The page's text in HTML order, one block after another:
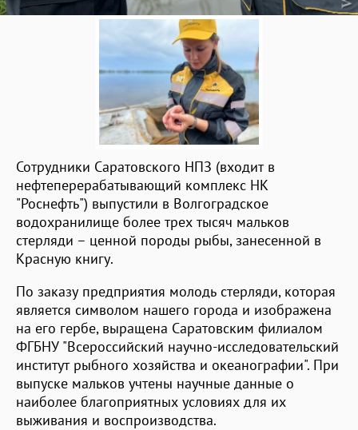
Сотрудники Саратовского НПЗ (входит в
нефтеперерабатывающий комплекс НК
"Роснефть") выпустили в Волгоградское
водохранилище более трех тысяч мальков
стерляди – ценной породы рыбы, занесенной в
Красную книгу.
По заказу предприятия молодь стерляди, которая
является символом нашего города и изображена
на его гербе, выращена Саратовским филиалом
ФГБНУ "Всероссийский научно-исследовательский
институт рыбного хозяйства и океанографии". При
выпуске мальков учтены научные данные о
наиболее благоприятных условиях для их
выживания и воспроизводства.